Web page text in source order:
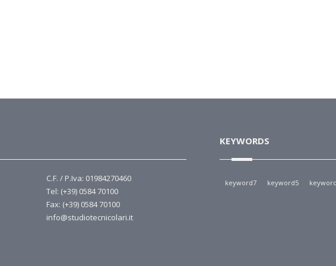
C.F. / P.Iva: 01984270460
Tel: (+39) 0584 70100
Fax: (+39) 0584 70100
info@studiotecnicolari.it
KEYWORDS
keyword7 keyword5